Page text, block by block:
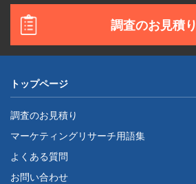
調査のお見積り
トップページ
調査のお見積り
マーケティングリサーチ用語集
よくある質問
お問い合わせ